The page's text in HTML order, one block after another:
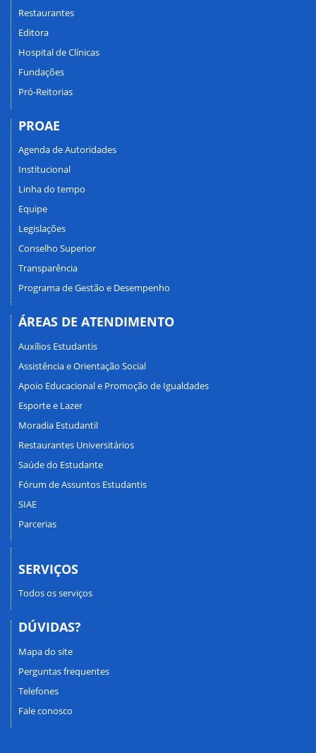
Restaurantes
Editora
Hospital de Clínicas
Fundações
Pró-Reitorias
PROAE
Agenda de Autoridades
Institucional
Linha do tempo
Equipe
Legislações
Conselho Superior
Transparência
Programa de Gestão e Desempenho
ÁREAS DE ATENDIMENTO
Auxílios Estudantis
Assistência e Orientação Social
Apoio Educacional e Promoção de Igualdades
Esporte e Lazer
Moradia Estudantil
Restaurantes Universitários
Saúde do Estudante
Fórum de Assuntos Estudantis
SIAE
Parcerias
SERVIÇOS
Todos os serviços
DÚVIDAS?
Mapa do site
Perguntas frequentes
Telefones
Fale conosco